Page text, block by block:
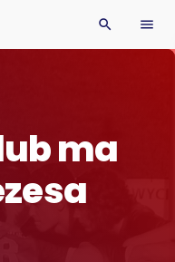
search menu
ma